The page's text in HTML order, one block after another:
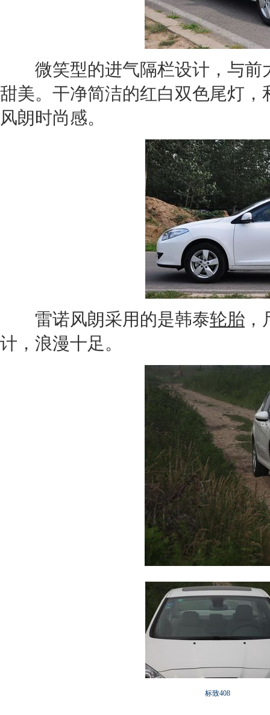
微笑型的进气隔栏设计，与前
甜美。干净简洁的红白双色尾灯，
风朗时尚感。
雷诺风朗采用的是韩泰轮胎
计，浪漫十足。
标致408